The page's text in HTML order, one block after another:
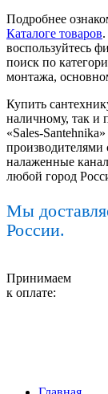
Подробнее
Каталоге товаров
воспользуйтесь
поиск по
монтажа,
Купить
наличному, так и
«Sales-
производителями
налаженные
любой город
Мы
России.
Принимаем
к оплате: